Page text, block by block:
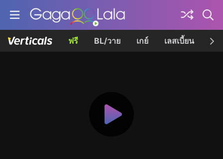
ฟรี BL/วาย เกย์ เลสเบี้ยน เค